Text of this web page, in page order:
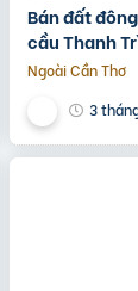
Bán đất
cầu Thanh
MT4m, 7 tỷ
Ngoài Cần Thơ
3